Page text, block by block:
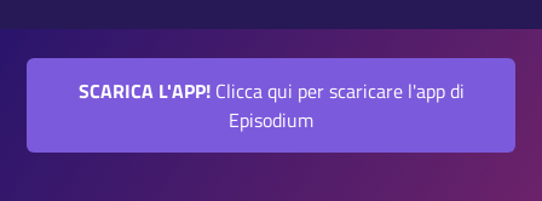
SCARICA L'APP!Clicca qui per scaricare l'app di
Episodium